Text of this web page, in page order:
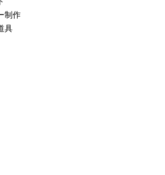
制作
具